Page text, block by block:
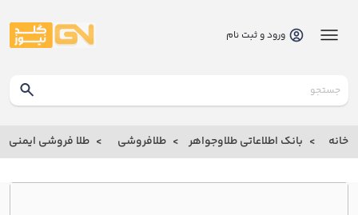
بانک
بانک
اطلاعاتی
ورود و ثبت نام
خانه بانک اطلاعاتی طلاوجواهر طلافروشی طلا فروشی ايمني